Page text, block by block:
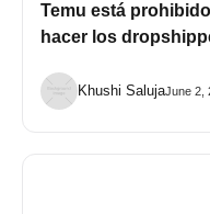
Temu está
hacer los
Khushi SalujaJune 2,